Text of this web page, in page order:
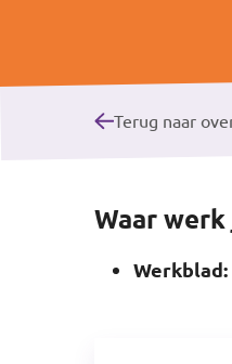
Terug naar
Waar werk
Werkblad: